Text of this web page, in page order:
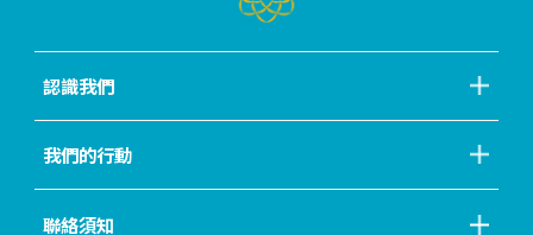
認識我們
我們的行動
聯絡須知